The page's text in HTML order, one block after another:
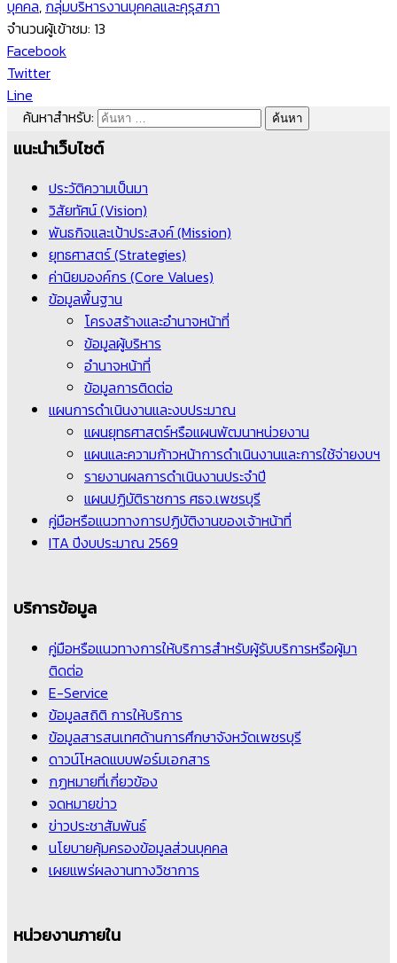
บุคคล, กลุ่มบริหารงานบุคคลและคุรุสภา
จำนวนผู้เข้าชม: 13
Facebook
Twitter
Line
ค้นหาสำหรับ:
แนะนำเว็บไซต์
ประวัติความเป็นมา
วิสัยทัศน์ (Vision)
พันธกิจและเป้าประสงค์ (Mission)
ยุทธศาสตร์ (Strategies)
ค่านิยมองค์กร (Core Values)
ข้อมูลพื้นฐาน
โครงสร้างและอำนาจหน้าที่
ข้อมูลผู้บริหาร
อำนาจหน้าที่
ข้อมูลการติดต่อ
แผนการดำเนินงานและงบประมาณ
แผนยุทธศาสตร์หรือแผนพัฒนาหน่วยงาน
แผนและความก้าวหน้าการดำเนินงานและการใช้จ่ายงบฯ
รายงานผลการดำเนินงานประจำปี
แผนปฏิบัติราชการ ศธจ.เพชรบุรี
คู่มือหรือแนวทางการปฏิบัติงานของเจ้าหน้าที่
ITA ปีงบประมาณ 2569
บริการข้อมูล
คู่มือหรือแนวทางการให้บริการสำหรับผู้รับบริการหรือผู้มา
ติดต่อ
E-Service
ข้อมูลสถิติ การให้บริการ
ข้อมูลสารสนเทศด้านการศึกษาจังหวัดเพชรบุรี
ดาวน์โหลดแบบฟอร์มเอกสาร
กฏหมายที่เกี่ยวข้อง
จดหมายข่าว
ข่าวประชาสัมพันธ์
นโยบายคุ้มครองข้อมูลส่วนบุคคล
เผยแพร่ผลงานทางวิชาการ
หน่วยงานภายใน